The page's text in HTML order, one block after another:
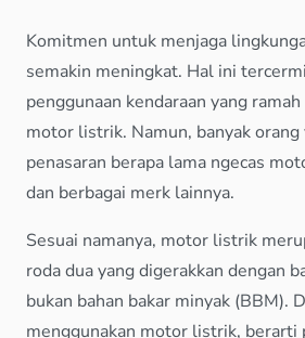
Komitmen untuk menjaga
semakin meningkat. Hal ini
penggunaan kendaraan yang
motor listrik. Namun, banyak orang
penasaran berapa lama ngecas
dan berbagai merk lainnya.
Sesuai namanya, motor listrik
roda dua yang digerakkan dengan
bukan bahan bakar minyak (BBM).
menggunakan motor listrik, berarti